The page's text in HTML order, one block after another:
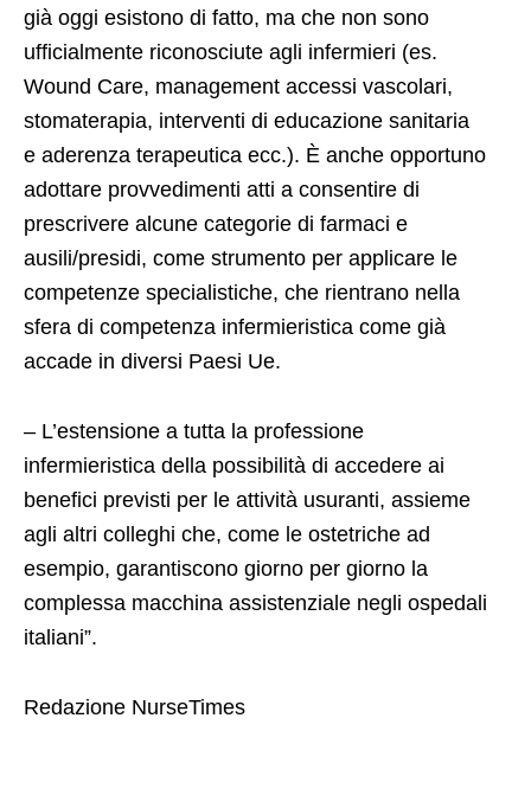
già oggi esistono di fatto, ma che non sono
ufficialmente riconosciute agli infermieri (es.
Wound Care, management accessi vascolari,
stomaterapia, interventi di educazione sanitaria
e aderenza terapeutica ecc.). È anche opportuno
adottare provvedimenti atti a consentire di
prescrivere alcune categorie di farmaci e
ausili/presidi, come strumento per applicare le
competenze specialistiche, che rientrano nella
sfera di competenza infermieristica come già
accade in diversi Paesi Ue.
– L’estensione a tutta la professione
infermieristica della possibilità di accedere ai
benefici previsti per le attività usuranti, assieme
agli altri colleghi che, come le ostetriche ad
esempio, garantiscono giorno per giorno la
complessa macchina assistenziale negli ospedali
italiani”.
Redazione NurseTimes